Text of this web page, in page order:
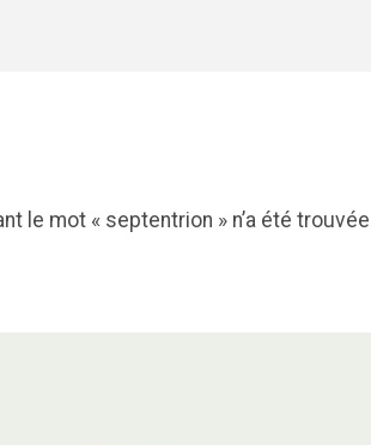
le mot « septentrion » n’a été